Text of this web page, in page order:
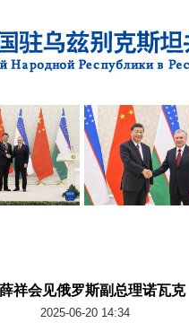
祥会见俄罗斯副总理诺瓦克
2025-06-20 14:34